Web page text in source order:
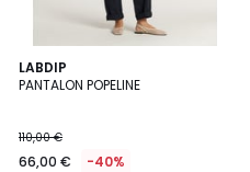
LABDIP
PANTALON POPELINE
110,00 €
66,00 € -40%
3
Couleurs